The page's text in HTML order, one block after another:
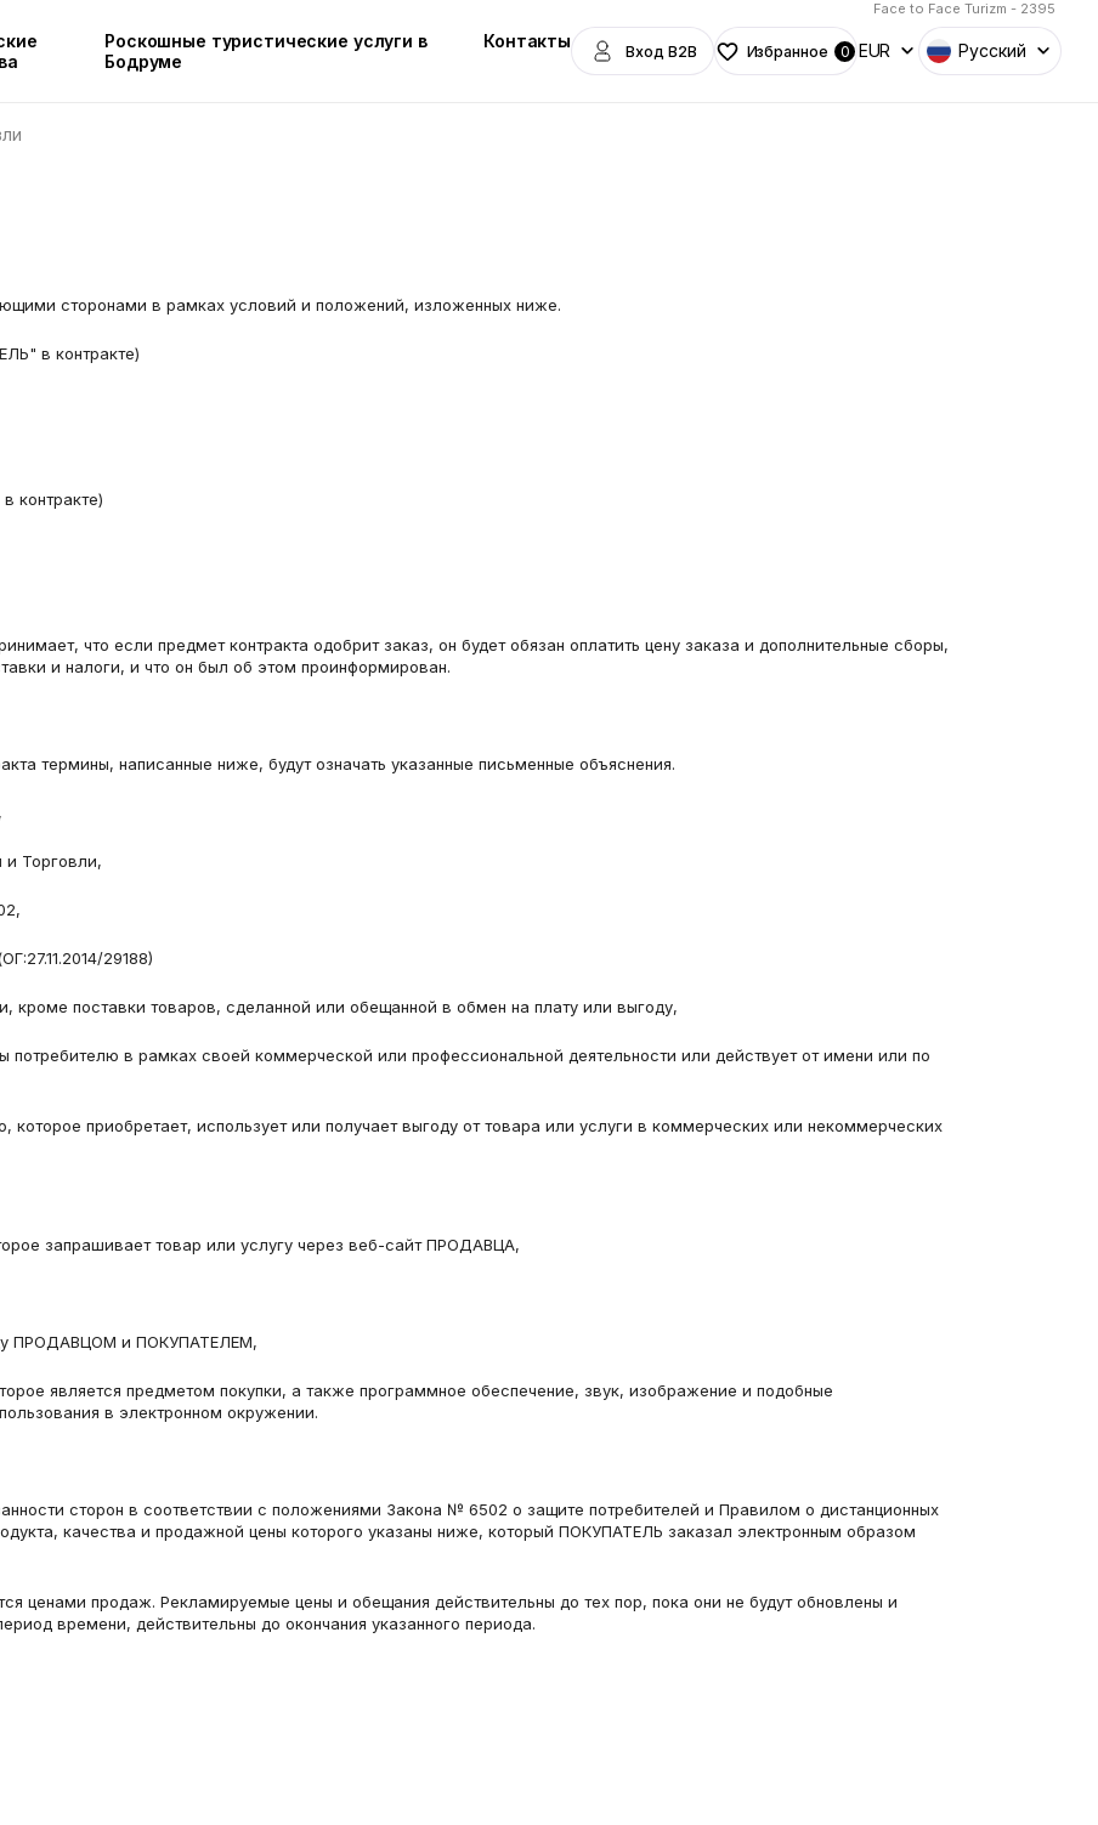
Face to Face Turizm - 2395
Роскошные туристические услуги в
Бодруме
Контакты Вход B2B Избранное 0 EUR Русский
сторонами в рамках условий и положений, изложенных ниже.
в контракте)
контракте)
что если предмет контракта одобрит заказ, он будет обязан оплатить цену заказа и дополнительные сборы,
и налоги, и что он был об этом проинформирован.
термины, написанные ниже, будут означать указанные письменные объяснения.
Торговли,
29188)
кроме поставки товаров, сделанной или обещанной в обмен на плату или выгоду,
в рамках своей коммерческой или профессиональной деятельности или действует от имени или по
приобретает, использует или получает выгоду от товара или услуги в коммерческих или некоммерческих
запрашивает товар или услугу через веб-сайт ПРОДАВЦА,
ПРОДАВЦОМ и ПОКУПАТЕЛЕМ,
является предметом покупки, а также программное обеспечение, звук, изображение и подобные
в электронном окружении.
сторон в соответствии с положениями Закона № 6502 о защите потребителей и Правилом о дистанционных
качества и продажной цены которого указаны ниже, который ПОКУПАТЕЛЬ заказал электронным образом
ценами продаж. Рекламируемые цены и обещания действительны до тех пор, пока они не будут обновлены и
времени, действительны до окончания указанного периода.